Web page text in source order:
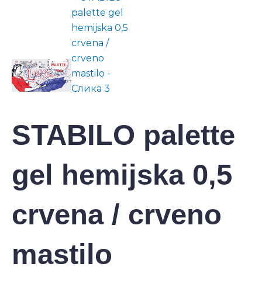
STABILO palette
gel hemijska 0,5
crvena / crveno
mastilo